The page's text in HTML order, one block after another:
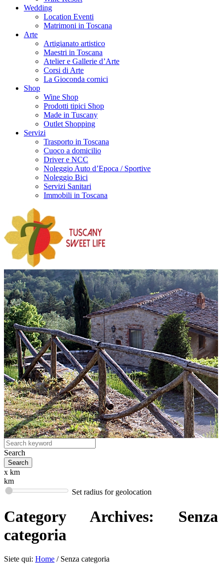
Wedding
Location Eventi
Matrimoni in Toscana
Arte
Artigianato artistico
Maestri in Toscana
Atelier e Gallerie d’Arte
Corsi di Arte
La Gioconda cornici
Shop
Wine Shop
Prodotti tipici Shop
Made in Tuscany
Outlet Shopping
Servizi
Trasporto in Toscana
Cuoco a domicilio
Driver e NCC
Noleggio Auto d’Epoca / Sportive
Noleggio Bici
Servizi Sanitari
Immobili in Toscana
Search
x km
km
Set radius for geolocation
Category Archives: Senza
categoria
Siete qui: Home / Senza categoria